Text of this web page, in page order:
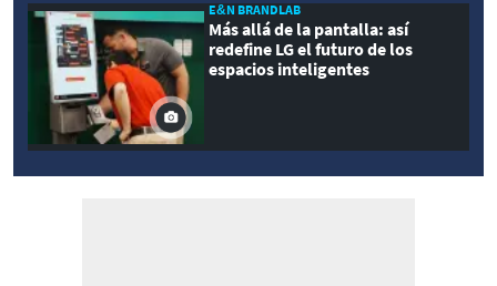
E&N BRANDLAB
Más allá de la pantalla: así
redefine LG el futuro de los
espacios inteligentes